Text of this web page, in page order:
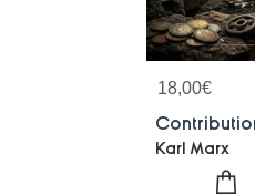
18,00€
Karl Marx